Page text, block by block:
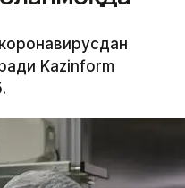
Kazinform